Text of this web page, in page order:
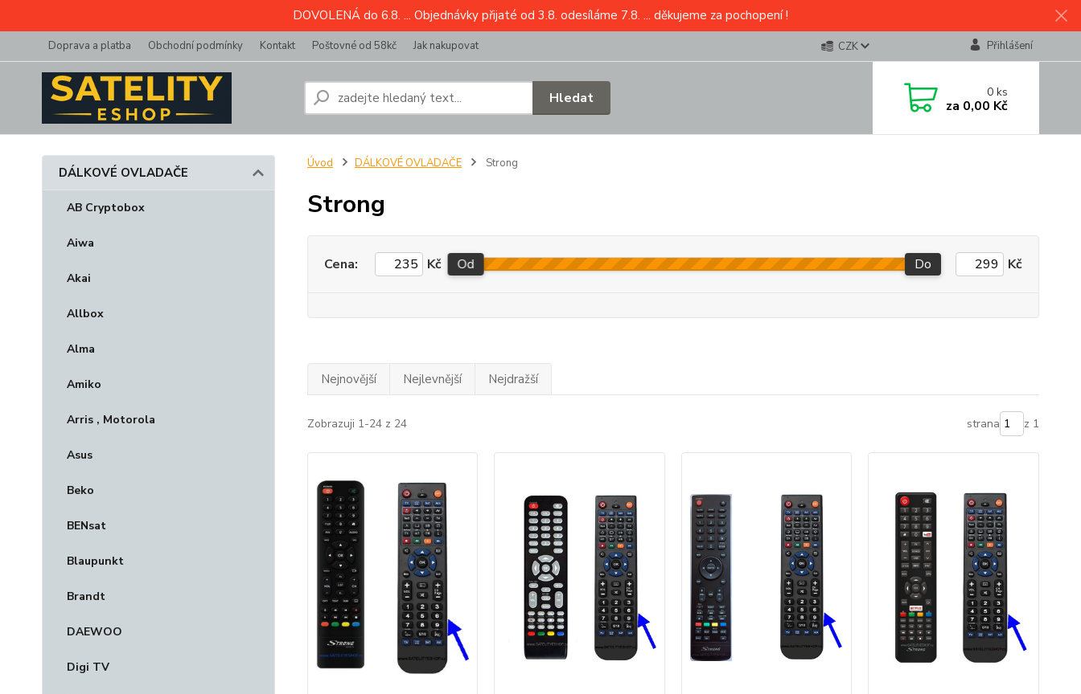
DOVOLENÁ do 6.8. ... Objednávky přijaté od 3.8. odesíláme 7.8. ... děkujeme za pochopení !
Doprava a platba Obchodní podmínky Kontakt Poštovné od 58kč Jak nakupovat CZK Přihlášení
Hledat 0ks
za 0,00 Kč
DÁLKOVÉ OVLADAČE
AB Cryptobox
Aiwa
Akai
Allbox
Alma
Amiko
Arris , Motorola
Asus
Beko
BENsat
Blaupunkt
Brandt
DAEWOO
Digi TV
Úvod DÁLKOVÉ OVLADAČE Strong
Strong
Cena: Kč Od Do Kč
Nejnovější Nejlevnější Nejdražší
Zobrazuji 1-24 z 24 strana z 1